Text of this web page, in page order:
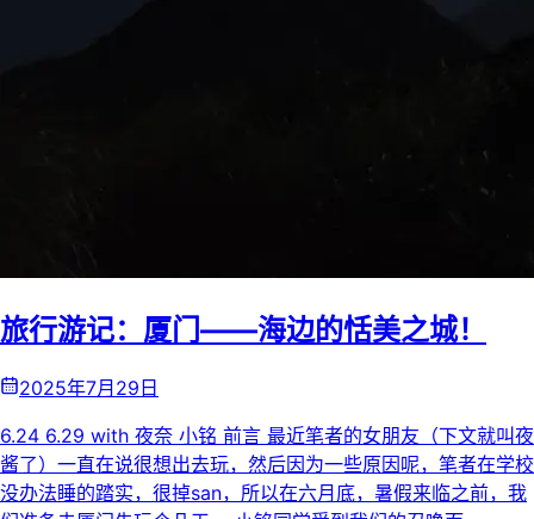
旅行游记：厦门——海边的恬美之城！
2025年7月29日
6.24 6.29 with 夜奈 小铭 前言 最近笔者的女朋友（下文就叫夜
酱了）一直在说很想出去玩，然后因为一些原因呢，笔者在学校
没办法睡的踏实，很掉san，所以在六月底，暑假来临之前，我